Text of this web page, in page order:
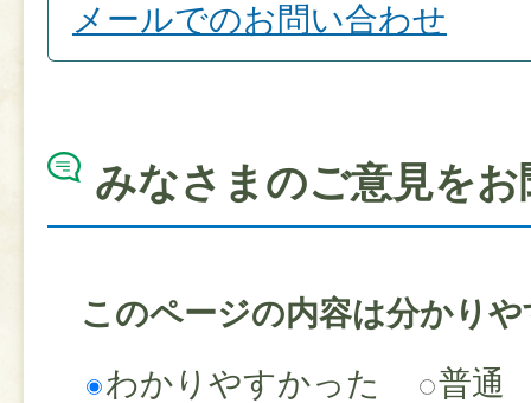
メールでのお問い合わせ
みなさまのご意見を
このページの内容は分かり
わかりやすかった
普通